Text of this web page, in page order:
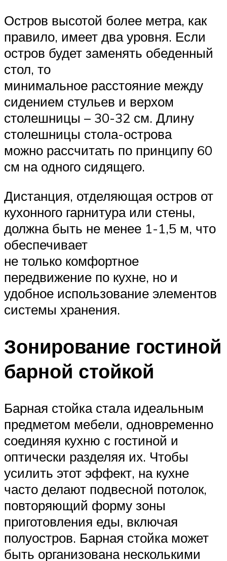
Остров высотой более метра, как
правило, имеет два уровня. Если
остров будет заменять обеденный
стол, то
минимальное расстояние между
сидением стульев и верхом
столешницы – 30-32 см. Длину
столешницы стола-острова
можно рассчитать по принципу 60
см на одного сидящего.
Дистанция, отделяющая остров от
кухонного гарнитура или стены,
должна быть не менее 1-1,5 м, что
обеспечивает
не только комфортное
передвижение по кухне, но и
удобное использование элементов
системы хранения.
Зонирование гостиной
барной стойкой
Барная стойка стала идеальным
предметом мебели, одновременно
соединяя кухню с гостиной и
оптически разделяя их. Чтобы
усилить этот эффект, на кухне
часто делают подвесной потолок,
повторяющий форму зоны
приготовления еды, включая
полуостров. Барная стойка может
быть организована несколькими